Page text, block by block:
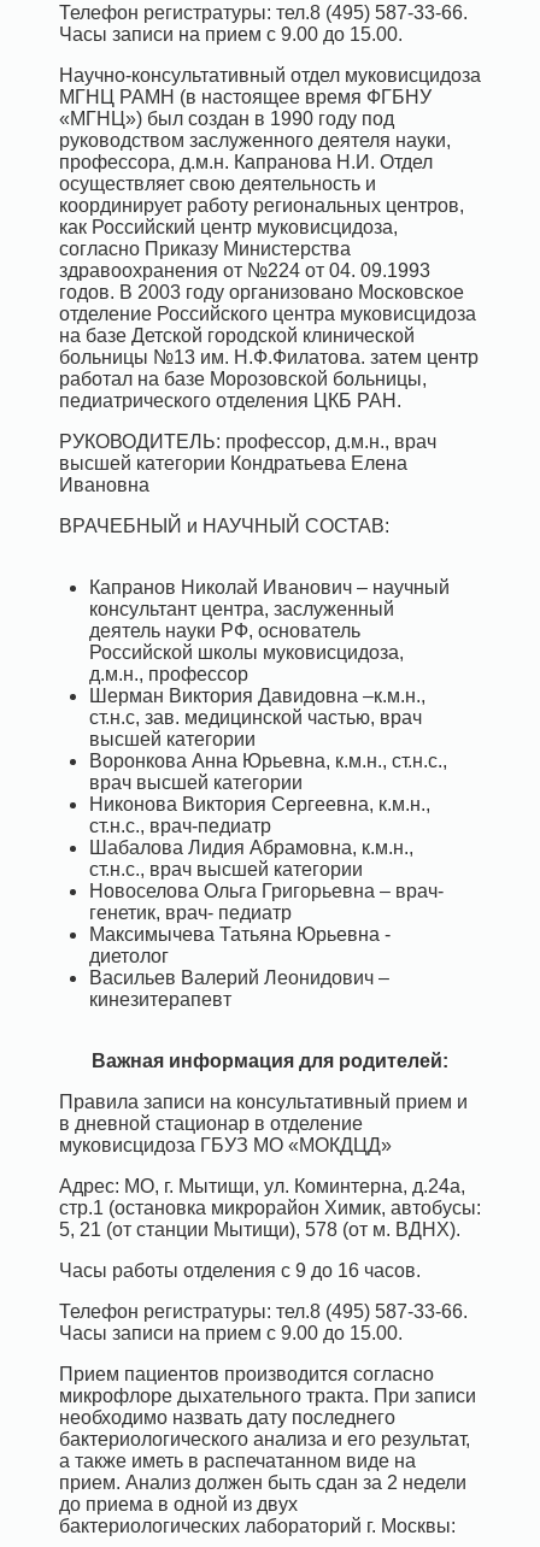
Телефон регистратуры: тел.8 (495) 587-33-66.
Часы записи на прием с 9.00 до 15.00.
Научно-консультативный отдел муковисцидоза
МГНЦ РАМН (в настоящее время ФГБНУ
«МГНЦ») был создан в 1990 году под
руководством заслуженного деятеля науки,
профессора, д.м.н. Капранова Н.И. Отдел
осуществляет свою деятельность и
координирует работу региональных центров,
как Российский центр муковисцидоза,
согласно Приказу Министерства
здравоохранения от №224 от 04. 09.1993
годов. В 2003 году организовано Московское
отделение Российского центра муковисцидоза
на базе Детской городской клинической
больницы №13 им. Н.Ф.Филатова. затем центр
работал на базе Морозовской больницы,
педиатрического отделения ЦКБ РАН.
РУКОВОДИТЕЛЬ: профессор, д.м.н., врач
высшей категории Кондратьева Елена
Ивановна
ВРАЧЕБНЫЙ и НАУЧНЫЙ СОСТАВ:
Капранов Николай Иванович – научный
консультант центра, заслуженный
деятель науки РФ, основатель
Российской школы муковисцидоза,
д.м.н., профессор
Шерман Виктория Давидовна –к.м.н.,
ст.н.с, зав. медицинской частью, врач
высшей категории
Воронкова Анна Юрьевна, к.м.н., ст.н.с.,
врач высшей категории
Никонова Виктория Сергеевна, к.м.н.,
ст.н.с., врач-педиатр
Шабалова Лидия Абрамовна, к.м.н.,
ст.н.с., врач высшей категории
Новоселова Ольга Григорьевна – врач-
генетик, врач- педиатр
Максимычева Татьяна Юрьевна -
диетолог
Васильев Валерий Леонидович –
кинезитерапевт
Важная информация для родителей:
Правила записи на консультативный прием и
в дневной стационар в отделение
муковисцидоза ГБУЗ МО «МОКДЦД»
Адрес: МО, г. Мытищи, ул. Коминтерна, д.24а,
стр.1 (остановка микрорайон Химик, автобусы:
5, 21 (от станции Мытищи), 578 (от м. ВДНХ).
Часы работы отделения с 9 до 16 часов.
Телефон регистратуры: тел.8 (495) 587-33-66.
Часы записи на прием с 9.00 до 15.00.
Прием пациентов производится согласно
микрофлоре дыхательного тракта. При записи
необходимо назвать дату последнего
бактериологического анализа и его результат,
а также иметь в распечатанном виде на
прием. Анализ должен быть сдан за 2 недели
до приема в одной из двух
бактериологических лабораторий г. Москвы: